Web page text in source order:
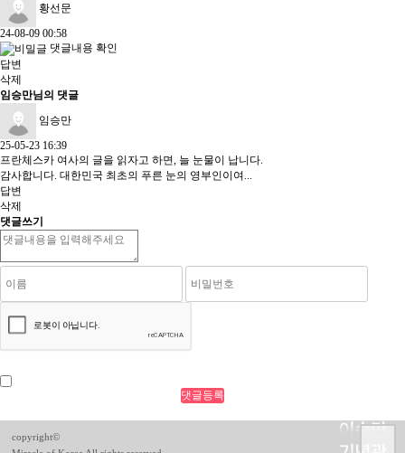
황선문
24-08-09 00:58
댓글내용 확인
답변
삭제
임승만님의 댓글
임승만
25-05-23 16:39
프란체스카 여사의 글을 읽자고 하면, 늘 눈물이 납니다.
감사합니다. 대한민국 최초의 푸른 눈의 영부인이여...
답변
삭제
댓글쓰기
copyright©